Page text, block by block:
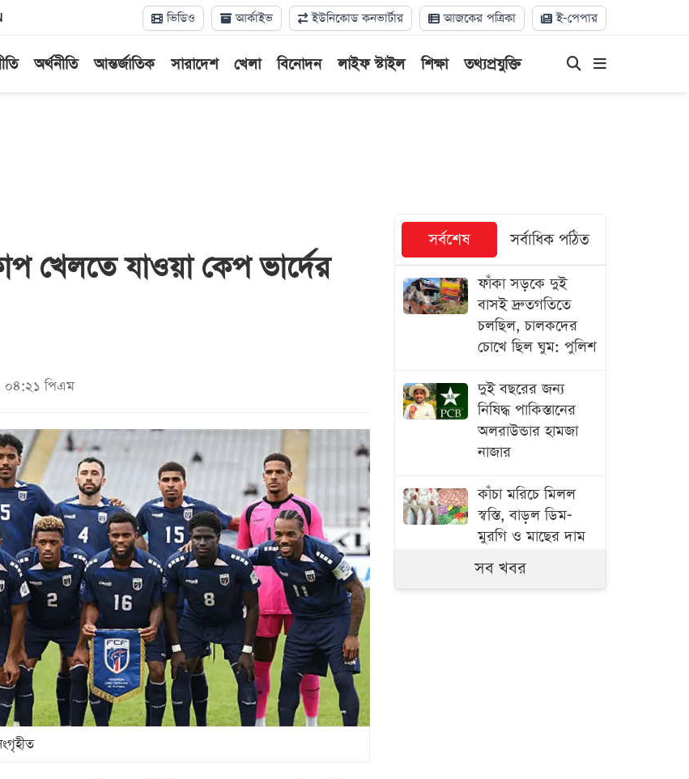
ভিডিও আর্কাইভ ইউনিকোড কনভার্টার আজকের পত্রিকা ই-পেপার
অর্থনীতি আন্তর্জাতিক সারাদেশ খেলা বিনোদন লাইফ স্টাইল শিক্ষা তথ্যপ্রযুক্তি
খেলতে যাওয়া কেপ ভার্দের
০৪:২১ পিএম
সর্বশেষ সর্বাধিক পঠিত
ফাঁকা সড়কে দুই
বাসই দ্রুতগতিতে
চলছিল, চালকদের
চোখে ছিল ঘুম: পুলিশ
দুই বছরের জন্য
নিষিদ্ধ পাকিস্তানের
অলরাউন্ডার হামজা
নাজার
কাঁচা মরিচে মিলল
স্বস্তি, বাড়ল ডিম-
মুরগি ও মাছের দাম
বাংলাদেশ থেকে
সব খবর